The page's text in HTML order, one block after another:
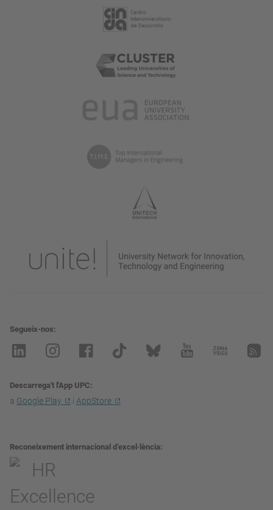
Segueix-nos
Descarrega't l'App UPC
a Google Play i AppStore
Reconeixement internacional d’excel·lència